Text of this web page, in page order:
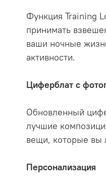
Функция Training
принимать
ваши ночные
активности.
Циферблат с
Обновленный
лучшие
вещи, которые вы
Персонализация